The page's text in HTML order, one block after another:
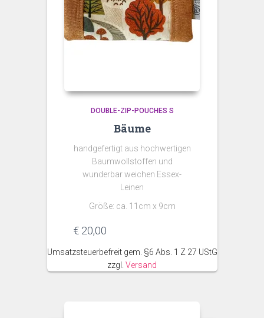
DOUBLE-ZIP-POUCHES S
Bäume
handgefertigt aus hochwertigen
Baumwollstoffen und
wunderbar weichen Essex-
Leinen
Größe: ca. 11cm x 9cm
€ 20,00
Umsatzsteuerbefreit gem. §6 Abs. 1 Z 27 UStG
zzgl. Versand